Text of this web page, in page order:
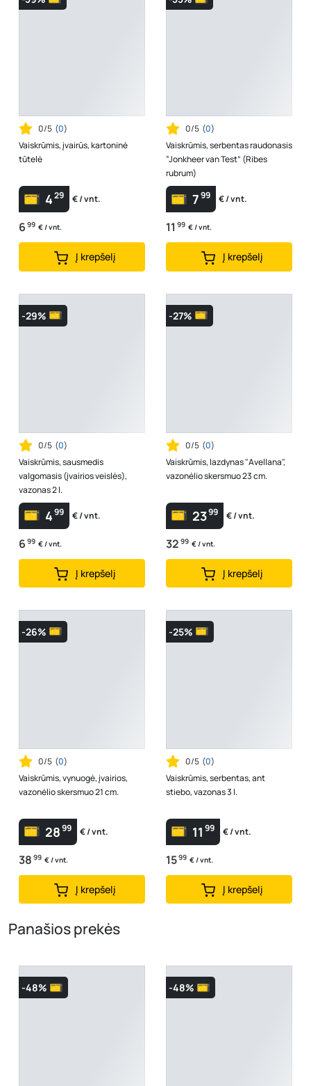
0/5 (0)
Vaiskrūmis, įvairūs, kartoninė
tūtelė
429 € / vnt.
6 99 € / vnt.
Į krepšelį
0/5 (0)
Vaiskrūmis, serbentas raudonasis
“Jonkheer van Test” (Ribes
rubrum)
799 € / vnt.
11 99 € / vnt.
Į krepšelį
-29%
0/5 (0)
Vaiskrūmis, sausmedis
valgomasis (įvairios veislės),
vazonas 2 l.
499 € / vnt.
6 99 € / vnt.
Į krepšelį
-27%
0/5 (0)
Vaiskrūmis, lazdynas "Avellana",
vazonėlio skersmuo 23 cm.
2399 € / vnt.
32 99 € / vnt.
Į krepšelį
-26%
0/5 (0)
Vaiskrūmis, vynuogė, įvairios,
vazonėlio skersmuo 21 cm.
2899 € / vnt.
38 99 € / vnt.
Į krepšelį
-25%
0/5 (0)
Vaiskrūmis, serbentas, ant
stiebo, vazonas 3 l.
11 99 € / vnt.
1599 € / vnt.
Į krepšelį
Panašios prekės
-48% -48%